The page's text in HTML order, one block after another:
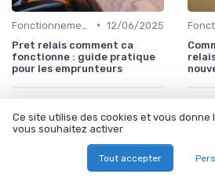
• 12/06/2025
Pret relais comment ca
fonctionne : guide pratique
pour les emprunteurs
Ce site utilise des cookies et vous donne
vous souhaitez activer
Tout accepter